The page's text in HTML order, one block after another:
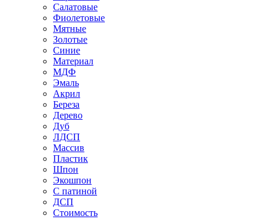
Салатовые
Фиолетовые
Мятные
Золотые
Синие
Материал
МДФ
Эмаль
Акрил
Береза
Дерево
Дуб
ЛДСП
Массив
Пластик
Шпон
Экошпон
С патиной
ДСП
Стоимость